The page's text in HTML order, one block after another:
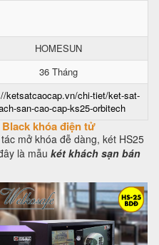
HOMESUN
36 Tháng
ketsatcaocap.vn/chi-tiet/ket-sat-
san-cao-cap-ks25-orbitech
Black khóa điện tử
mở khóa đễ dàng, két HS25
là mẫu két khách sạn bán